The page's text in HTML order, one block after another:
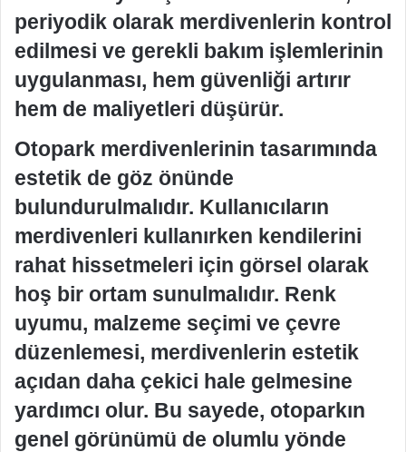
periyodik olarak merdivenlerin kontrol
edilmesi ve gerekli bakım işlemlerinin
uygulanması, hem güvenliği artırır
hem de maliyetleri düşürür.
Otopark merdivenlerinin tasarımında
estetik de göz önünde
bulundurulmalıdır. Kullanıcıların
merdivenleri kullanırken kendilerini
rahat hissetmeleri için görsel olarak
hoş bir ortam sunulmalıdır. Renk
uyumu, malzeme seçimi ve çevre
düzenlemesi, merdivenlerin estetik
açıdan daha çekici hale gelmesine
yardımcı olur. Bu sayede, otoparkın
genel görünümü de olumlu yönde